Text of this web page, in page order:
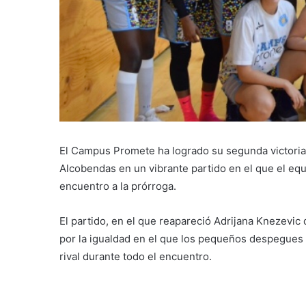
El Campus Promete ha logrado su segunda
Alcobendas en un vibrante partido en el que el
encuentro a la prórroga.
El partido, en el que reapareció Adrijana
por la igualdad en el que los pequeños
rival durante todo el encuentro.